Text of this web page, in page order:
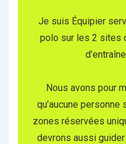
Je suis Équipier
polo sur les 2 sites
Nous avons pour
qu’aucune
zones réservées
devrons aussi